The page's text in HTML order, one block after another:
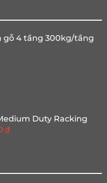
gỗ 4 tầng 300kg/tầng
Duty Racking
₫Giá
2.500.000 ₫.